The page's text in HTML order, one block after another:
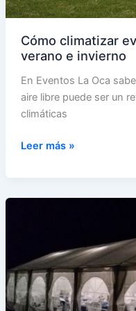
Cómo climatizar
verano e invierno
En Eventos La Oca
aire libre puede ser un
climáticas
Cómo
al
verano
e
invierno
Leer más »